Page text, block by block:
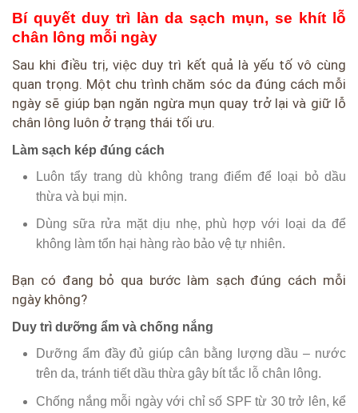
Bí quyết duy trì làn da sạch mụn, se khít lỗ
chân lông mỗi ngày
Sau khi điều trị, việc duy trì kết quả là yếu tố vô cùng
quan trọng. Một chu trình chăm sóc da đúng cách mỗi
ngày sẽ giúp bạn ngăn ngừa mụn quay trở lại và giữ lỗ
chân lông luôn ở trạng thái tối ưu.
Làm sạch kép đúng cách
Luôn tẩy trang dù không trang điểm để loại bỏ dầu
thừa và bụi mịn.
Dùng sữa rửa mặt dịu nhẹ, phù hợp với loại da để
không làm tổn hại hàng rào bảo vệ tự nhiên.
Bạn có đang bỏ qua bước làm sạch đúng cách mỗi
ngày không?
Duy trì dưỡng ẩm và chống nắng
Dưỡng ẩm đầy đủ giúp cân bằng lượng dầu – nước
trên da, tránh tiết dầu thừa gây bít tắc lỗ chân lông.
Chống nắng mỗi ngày với chỉ số SPF từ 30 trở lên, kể